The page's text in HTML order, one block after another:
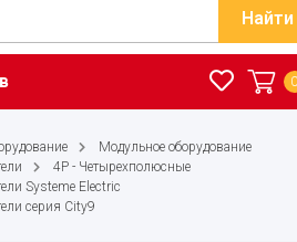
Найти
Модульное оборудование
4P - Четырехполюсные
Systeme Electric
серия City9